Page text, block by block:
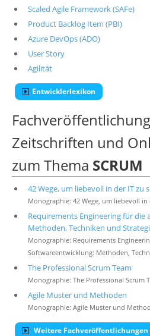
Scaled Agile Framework (SAFe)
Product Backlog Item (PBI)
Azure DevOps (ADO)
User Story
Agilität
Entwicklerlexikon
Zeitschriften und
zum Thema SCRUM
42 Wege, um liebevoll in der IT zu
Monographie: 42 Wege, um liebevoll in
Requirements Engineering für die
Methoden, Techniken und
Monographie: Requirements
Softwareentwicklung: Methoden,
The Professional Scrum Team
Monographie: The Professional Scrum
Agile Muster und Methoden
Monographie: Agile Muster und
Weitere Fachveröffentlichungen